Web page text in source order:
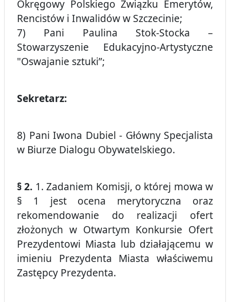
Okręgowy Polskiego Związku Emerytów,
Rencistów i Inwalidów w Szczecinie;
7) Pani Paulina Stok-Stocka –
Stowarzyszenie Edukacyjno-Artystyczne
"Oswajanie sztuki”;
Sekretarz:
8) Pani Iwona Dubiel - Główny Specjalista
w Biurze Dialogu Obywatelskiego.
§ 2. 1. Zadaniem Komisji, o której mowa w
§ 1 jest ocena merytoryczna oraz
rekomendowanie do realizacji ofert
złożonych w Otwartym Konkursie Ofert
Prezydentowi Miasta lub działającemu w
imieniu Prezydenta Miasta właściwemu
Zastępcy Prezydenta.